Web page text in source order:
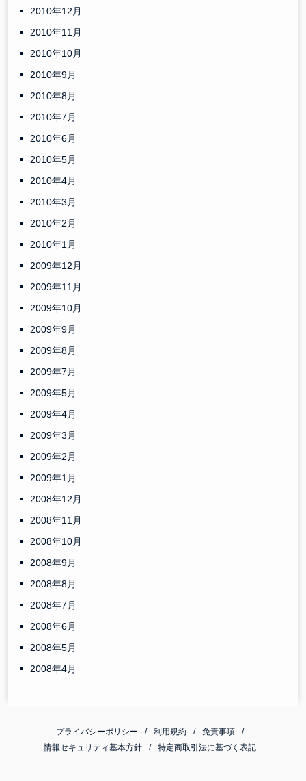
2010年12月
2010年11月
2010年10月
2010年9月
2010年8月
2010年7月
2010年6月
2010年5月
2010年4月
2010年3月
2010年2月
2010年1月
2009年12月
2009年11月
2009年10月
2009年9月
2009年8月
2009年7月
2009年5月
2009年4月
2009年3月
2009年2月
2009年1月
2008年12月
2008年11月
2008年10月
2008年9月
2008年8月
2008年7月
2008年6月
2008年5月
2008年4月
プライバシーポリシー 利用規約
免責事項
情報セキュリティ基本方針
特定商取引法に基づく表記